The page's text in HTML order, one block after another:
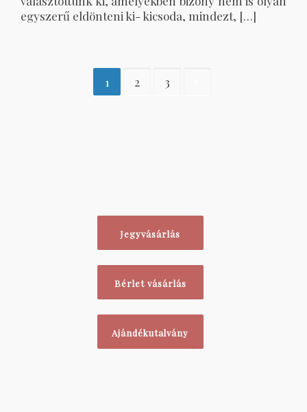
egyszerű eldönteni ki- kicsoda, mindezt, […]
1 2 3
Jegyvásárlás
Bérlet vásárlás
Ajándékutalvány